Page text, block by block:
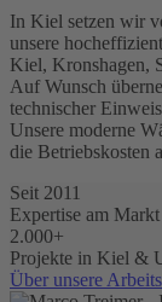
In Kiel setzen wir
unsere
Kiel, Kronshagen,
Auf Wunsch
technischer
Unsere moderne
die Betriebskosten
Seit 2011
Expertise am Markt
2.000+
Projekte in Kiel &
Über unsere